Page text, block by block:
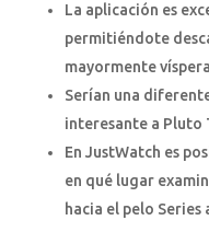
La aplicación es
permitiéndote
mayormente
Serían una
interesante a Pluto
En JustWatch es
en qué lugar
hacia el pelo Series